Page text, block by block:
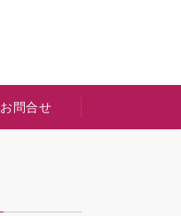
お問合せ